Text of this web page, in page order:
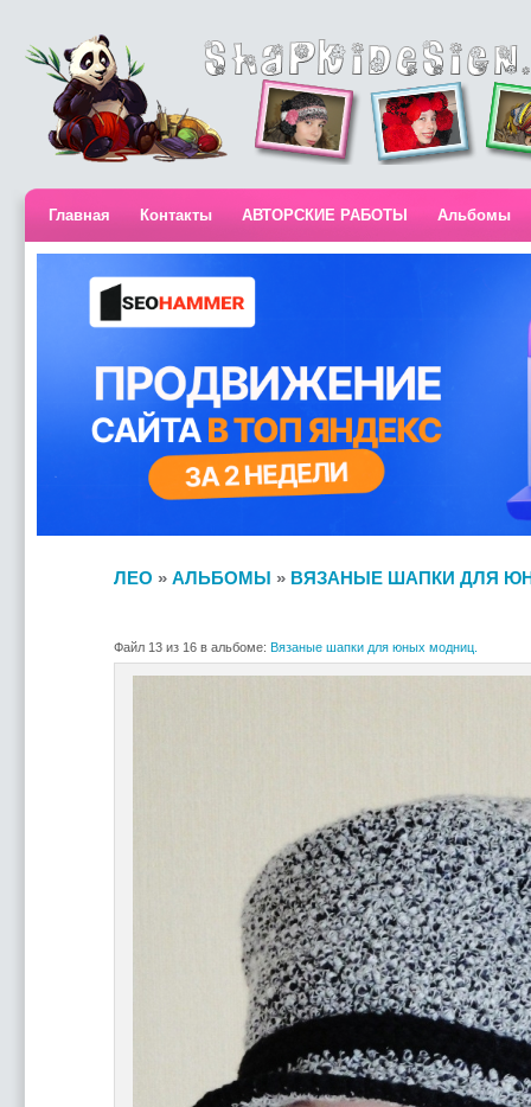
Главная Контакты АВТОРСКИЕ РАБОТЫ Альбомы
ЛЕО » АЛЬБОМЫ » ВЯЗАНЫЕ ШАПКИ ДЛЯ
Файл 13 из 16 в альбоме: Вязаные шапки для юных модниц.